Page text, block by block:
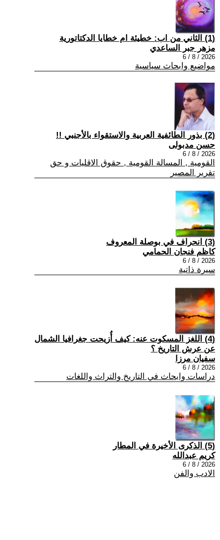
(1) الثاني من اب: خطيئة ام خطايا الدكتاتورية
مزهر جبر الساعدي
2026 / 8 / 6
مواضيع وابحاث سياسية
(2) بذور الطائفية العربية والاستقواء بالأجنبي !!
حسن مدبولى
2026 / 8 / 6
القومية , المسالة القومية , حقوق الاقليات و حق
تقرير المصير
(3) انحراف في بوصلة المعروف
كاظم فنجان الحمامي
2026 / 8 / 6
سيرة ذاتية
(4) اللغز المسكوت عنه: كيف أُزيحت جغرافيا الشمال
عن عرش التاريخ ؟
سفيان مرزا
2026 / 8 / 6
دراسات وابحاث في التاريخ والتراث واللغات
(5) الذكرى الأخيرة في المطار
كريم عبدالله
2026 / 8 / 6
الادب والفن